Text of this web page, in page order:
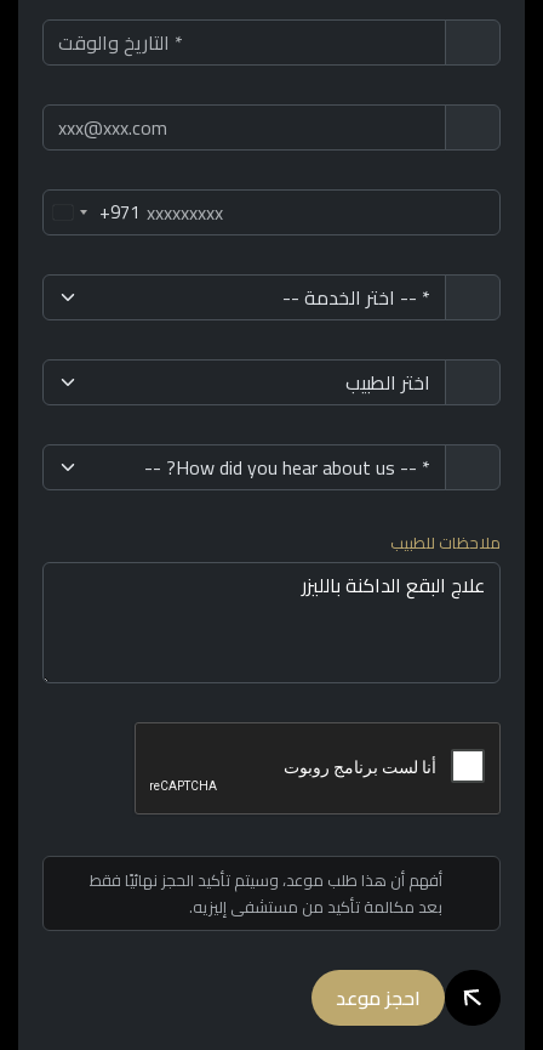
+971
ملاحظات للطبيب
أفهم أن هذا طلب موعد، وسيتم تأكيد الحجز نهائيًا فقط
بعد مكالمة تأكيد من مستشفى إليزيه.
احجز موعد